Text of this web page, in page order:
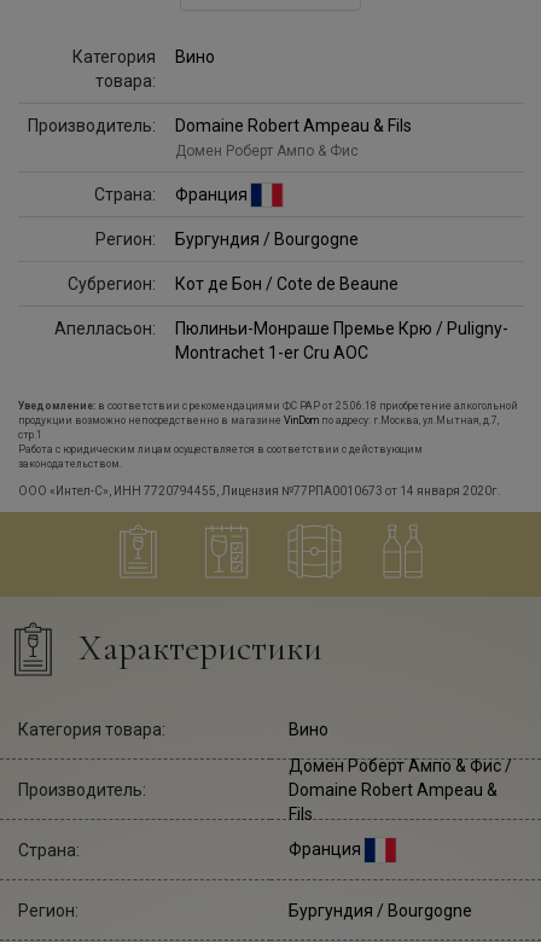
Категория
товара:
Вино
Производитель: Domaine Robert Ampeau & Fils
Домен Роберт Ампо & Фис
Страна: Франция
Регион: Бургундия / Bourgogne
Субрегион: Кот де Бон / Cote de Beaune
Апелласьон:
Пюлиньи-Монраше Премье Крю / Puligny-
Montrachet 1-er Cru AOC
Уведомление: в соответствии с рекомендациями ФС РАР от 25.06.18 приобретение алкогольной
продукции возможно непосредственно в магазине VinDom по адресу: г.Москва, ул.Мытная, д.7,
стр.1
Работа с юридическим лицам осуществляется в соответствии с действующим
законодательством.
ООО «Интел-С», ИНН 7720794455, Лицензия №77РПА0010673 от 14 января 2020г.
Характеристики
Категория товара: Вино
Производитель:
Домен Роберт Ампо & Фис/
Domaine Robert Ampeau &
Fils
Страна:
Франция
Регион: Бургундия / Bourgogne